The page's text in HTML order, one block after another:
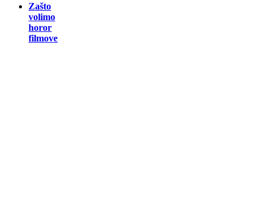
Zašto
volimo
horor
filmove